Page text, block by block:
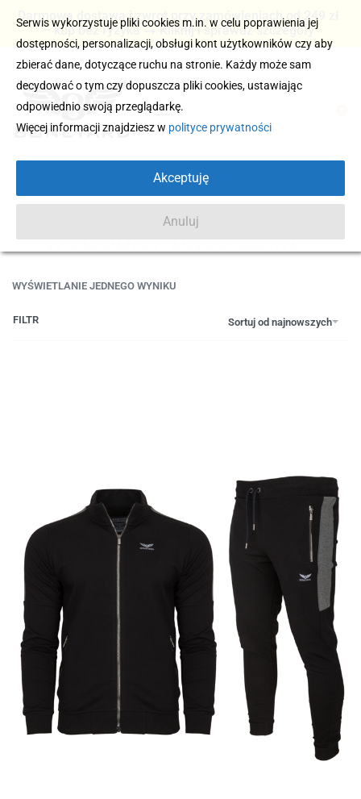
Darmowa dostawa i zwrot przy zamówieniach od 249 zł
– kup bez ryzyka → Kliknij i sprawdź szczegóły
WYGODNY DRES SLIM
WYŚWIETLANIE JEDNEGO WYNIKU
Sortuj od najnowszych
FILTR
Serwis wykorzystuje pliki cookies m.in. w celu poprawienia jej
dostępności, personalizacji, obsługi kont użytkowników czy aby
zbierać dane, dotyczące ruchu na stronie. Każdy może sam
decydować o tym czy dopuszcza pliki cookies, ustawiając
odpowiednio swoją przeglądarkę.
Więcej informacji znajdziesz w polityce prywatności
Akceptuję
Anuluj